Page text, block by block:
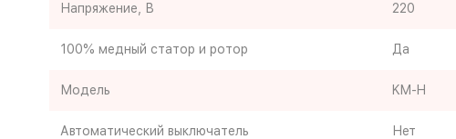
Напряжение, В 220
100% медный статор и ротор Да
Модель KM-H
Автоматический выключатель Нет